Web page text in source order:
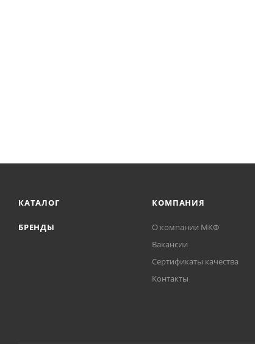
КАТАЛОГ
БРЕНДЫ
КОМПАНИЯ
О компании МКФ
Вакансии
Сертификаты качества
Контакты